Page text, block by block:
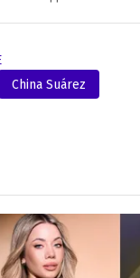
China Suárez